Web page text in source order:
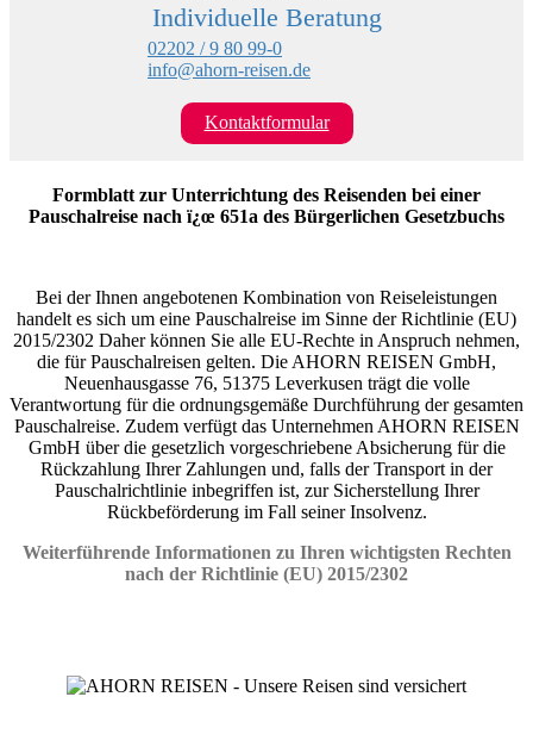
Individuelle Beratung
02202 / 9 80 99-0
info@ahorn-reisen.de
Kontaktformular
Formblatt zur Unterrichtung des Reisenden bei einer
Pauschalreise nach ï¿œ 651a des Bürgerlichen Gesetzbuchs
Bei der Ihnen angebotenen Kombination von Reiseleistungen
handelt es sich um eine Pauschalreise im Sinne der Richtlinie (EU)
2015/2302 Daher können Sie alle EU-Rechte in Anspruch nehmen,
die für Pauschalreisen gelten. Die AHORN REISEN GmbH,
Neuenhausgasse 76, 51375 Leverkusen trägt die volle
Verantwortung für die ordnungsgemäße Durchführung der gesamten
Pauschalreise. Zudem verfügt das Unternehmen AHORN REISEN
GmbH über die gesetzlich vorgeschriebene Absicherung für die
Rückzahlung Ihrer Zahlungen und, falls der Transport in der
Pauschalrichtlinie inbegriffen ist, zur Sicherstellung Ihrer
Rückbeförderung im Fall seiner Insolvenz.
Weiterführende Informationen zu Ihren wichtigsten Rechten
nach der Richtlinie (EU) 2015/2302